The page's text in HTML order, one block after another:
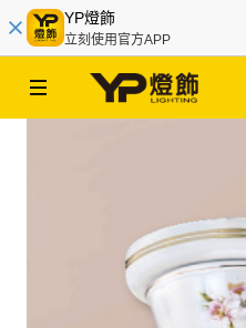
YP燈飾
立刻使用官方APP